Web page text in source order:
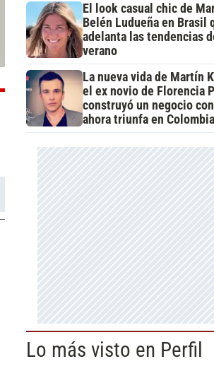
El look casual chic de
Belén Ludueña en Brasil
adelanta las tendencias
verano
La nueva vida de Martín
el ex novio de Florencia
construyó un negocio
ahora triunfa en Colombia
Lo más visto en Perfil